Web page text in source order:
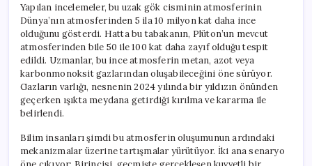
Yapılan incelemeler, bu uzak gök cisminin atmosferinin
Dünya’nın atmosferinden 5 ila 10 milyon kat daha ince
olduğunu gösterdi. Hatta bu tabakanın, Plüton’un mevcut
atmosferinden bile 50 ile 100 kat daha zayıf olduğu tespit
edildi. Uzmanlar, bu ince atmosferin metan, azot veya
karbonmonoksit gazlarından oluşabileceğini öne sürüyor.
Gazların varlığı, nesnenin 2024 yılında bir yıldızın önünden
geçerken ışıkta meydana getirdiği kırılma ve kararma ile
belirlendi.
Bilim insanları şimdi bu atmosferin oluşumunun ardındaki
mekanizmalar üzerine tartışmalar yürütüyor. İki ana senaryo